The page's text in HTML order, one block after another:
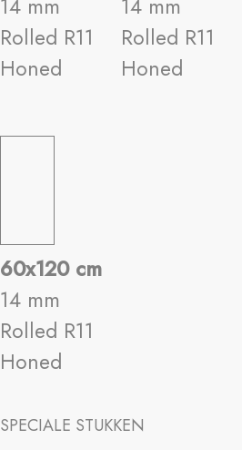
14 mm
Rolled R11
Honed
14 mm
Rolled R11
Honed
60x120 cm
14 mm
Rolled R11
Honed
SPECIALE STUKKEN